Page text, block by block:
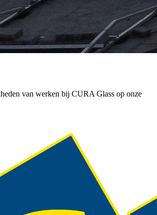
van werken bij CURA Glass op onze